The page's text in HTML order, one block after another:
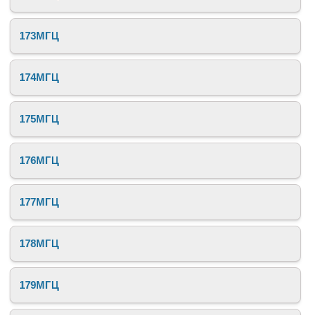
173МГЦ
174МГЦ
175МГЦ
176МГЦ
177МГЦ
178МГЦ
179МГЦ